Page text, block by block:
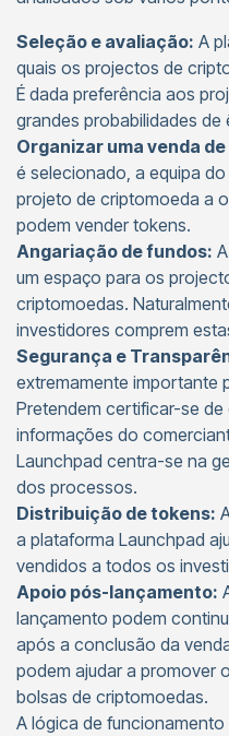
Seleção e avaliação: A
quais os projectos de
É dada preferência aos
grandes probabilidades de
Organizar uma venda
é selecionado, a equipa
projeto de criptomoeda a
podem vender tokens.
Angariação de fundos:
um espaço para os
criptomoedas.
investidores comprem
Segurança e
extremamente importante
Pretendem certificar-se de
informações do
Launchpad centra-se na
dos processos.
Distribuição de tokens:
a plataforma Launchpad
vendidos a todos os
Apoio pós-lançamento:
lançamento podem
após a conclusão da
podem ajudar a promover
bolsas de criptomoedas.
A lógica de